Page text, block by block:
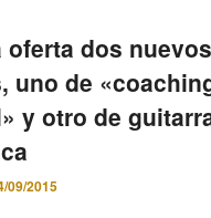
oferta dos nuevos
uno de
y otro de
09/2015